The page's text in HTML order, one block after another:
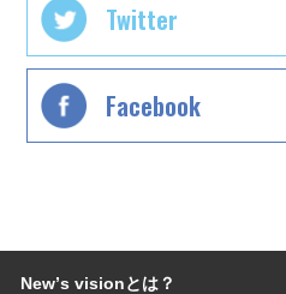
Twitter
Facebook
Newʼs visionとは？